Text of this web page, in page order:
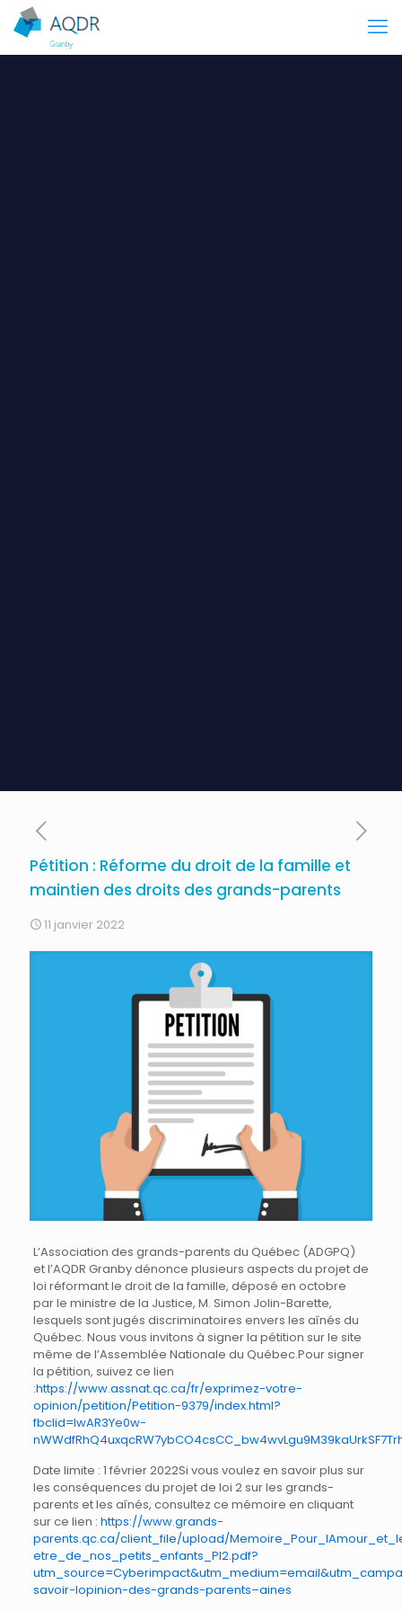
Pétition : Réforme du droit de la famille et
maintien des droits des grands-parents
11 janvier 2022
L’Association des grands-parents du Québec (ADGPQ)
et l’AQDR Granby dénonce plusieurs aspects du projet de
loi réformant le droit de la famille, déposé en octobre
par le ministre de la Justice, M. Simon Jolin-Barette,
lesquels sont jugés discriminatoires envers les aînés du
Québec. Nous vous invitons à signer la pétition sur le site
même de l’Assemblée Nationale du Québec.Pour signer
la pétition, suivez ce lien
:https://www.assnat.qc.ca/fr/exprimez-votre-
opinion/petition/Petition-9379/index.html?
fbclid=IwAR3Ye0w-
Date limite : 1 février 2022Si vous voulez en savoir plus sur
les conséquences du projet de loi 2 sur les grands-
parents et les aînés, consultez ce mémoire en cliquant
sur ce lien : https://www.grands-
parents.qc.ca/client_file/upload/
etre_de_nos_petits_enfants_Pl2.pdf?
savoir-lopinion-des-grands-parents–aines